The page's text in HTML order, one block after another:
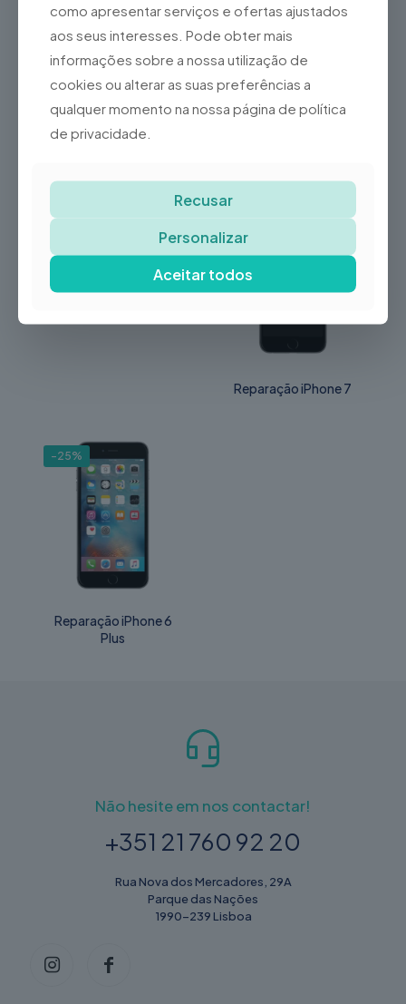
Descrição
Informação adicional
Também conhecido por Samsung SM-A546B
Produtos Relacionados
Playstation 3
Reparação iPhone 7
-25%
Reparação iPhone 6
Plus
Não hesite em nos contactar!
+351 21 760 92 20
Rua Nova dos Mercadores, 29A
Parque das Nações
1990-239 Lisboa
como apresentar serviços e ofertas ajustados
aos seus interesses. Pode obter mais
informações sobre a nossa utilização de
cookies ou alterar as suas preferências a
qualquer momento na nossa página de política
de privacidade.
Recusar
Personalizar
Aceitar todos